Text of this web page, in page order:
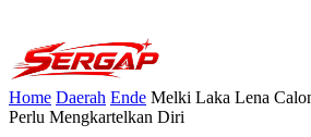
Home Daerah Ende Melki Laka Lena
Perlu Mengkartelkan Diri